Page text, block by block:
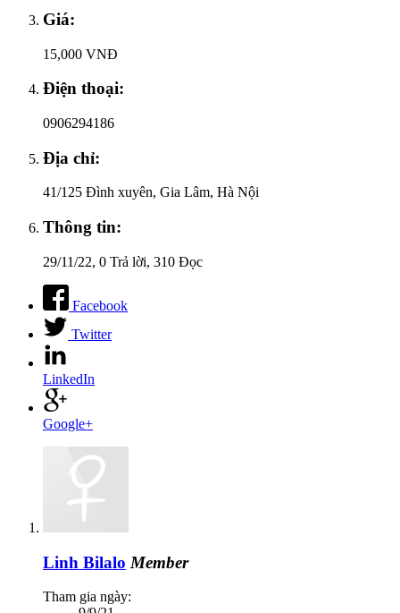
Giá:
15,000 VNĐ
Điện thoại:
0906294186
Địa chỉ:
41/125 Đình xuyên, Gia Lâm, Hà Nội
Thông tin:
29/11/22, 0 Trả lời, 310 Đọc
Facebook
Twitter
LinkedIn
Google+
Linh Bilalo Member
Tham gia ngày: